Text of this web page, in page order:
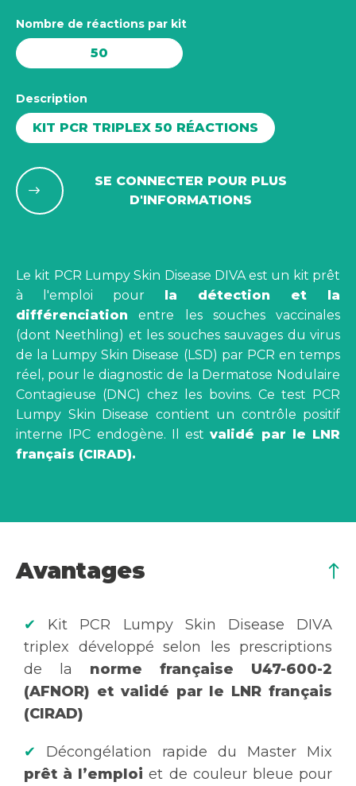
Nombre de réactions par kit
50
Description
KIT PCR TRIPLEX 50 RÉACTIONS
SE CONNECTER POUR PLUS
D'INFORMATIONS
Le kit PCR Lumpy Skin Disease DIVA est un kit prêt
à l'emploi pour la détection et la
différenciation entre les souches vaccinales
(dont Neethling) et les souches sauvages du virus
de la Lumpy Skin Disease (LSD) par PCR en temps
réel, pour le diagnostic de la Dermatose Nodulaire
Contagieuse (DNC) chez les bovins. Ce test PCR
Lumpy Skin Disease contient un contrôle positif
interne IPC endogène. Il estvalidé par le LNR
français (CIRAD).
Avantages
✔ Kit PCR Lumpy Skin Disease DIVA
triplex développé selon les prescriptions
de la norme française U47-600-2
(AFNOR) et validé par le LNR français
(CIRAD)
✔ Décongélation rapide du Master Mix
prêt à l’emploi et de couleur bleue pour